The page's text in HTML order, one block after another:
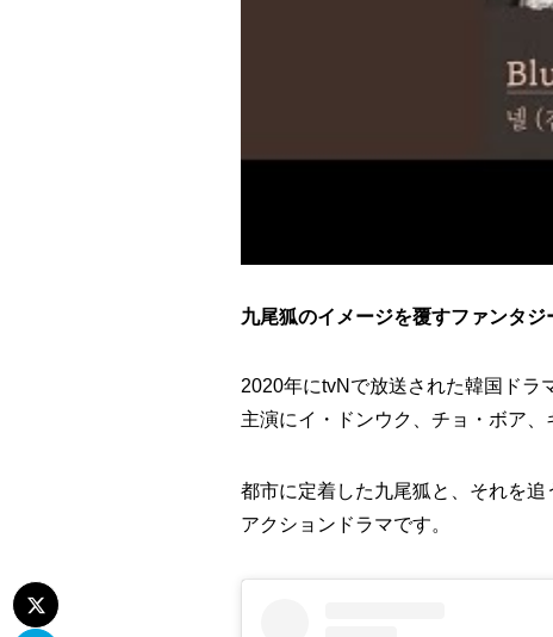
九尾狐のイメージを覆すファンタ
2020年にtvNで放送された韓国ドラ
主演にイ・ドンウク、チョ・ボア、
都市に定着した九尾狐と、それを
アクションドラマです。